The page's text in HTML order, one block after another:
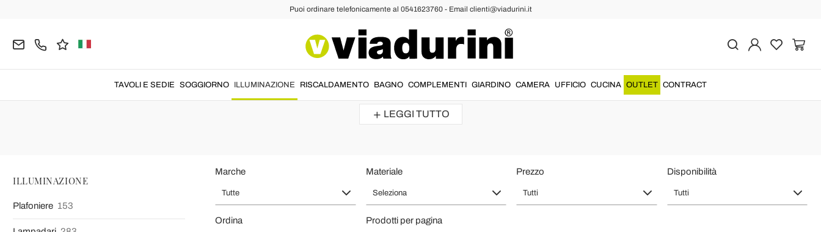
Puoi ordinare telefonicamente al 0541623760 - Email clienti@viadurini.it
TAVOLI E SEDIE SOGGIORNO ILLUMINAZIONE RISCALDAMENTO BAGNO COMPLEMENTI GIARDINO CAMERA UFFICIO CUCINA OUTLET CONTRACT
Applique Classiche Illuminazione Made in Italy per Salotti, Soggiorni e Cucine
della illuminazione
alta qualità
LEGGI TUTTO
ILLUMINAZIONE
Plafoniere 153
Marche
Tutte
Materiale
Seleziona
Prezzo
Tutti
Disponibilità
Tutti
Ordina Prodotti per pagina